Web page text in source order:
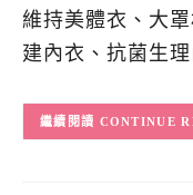
維持美體衣、大
建內衣、抗菌生
CONTINUE